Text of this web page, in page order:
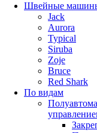
Швейные
Jack
Aurora
Typical
Siruba
Zoje
Bruce
Red Shark
По видам